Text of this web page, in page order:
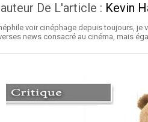
De L'article : Kevin
voir cinéphage depuis toujours,
news consacré au cinéma, mais